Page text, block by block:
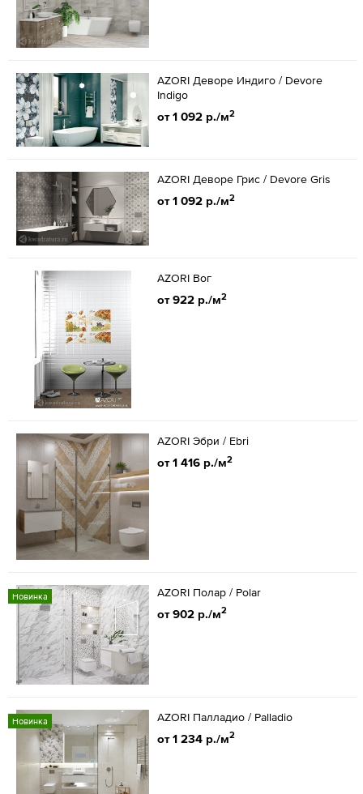
AZORI Деворе Индиго / Devore
Indigo
от 1 092 р./м2
AZORI Деворе Грис / Devore Gris
от 1 092 р./м2
AZORI Вог
от 922 р./м2
AZORI Эбри / Ebri
от 1 416 р./м2
Новинка AZORI Полар / Polar
от 902 р./м2
Новинка AZORI Палладио / Palladio
от 1 234 р./м2